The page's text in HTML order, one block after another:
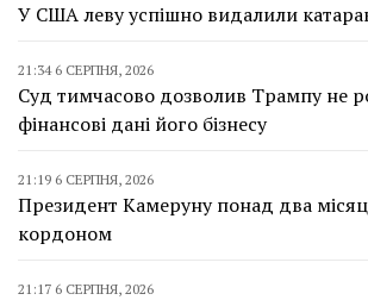
У США леву успішно видалили
21:34 6 СЕРПНЯ, 2026
Суд тимчасово дозволив Трампу не
фінансові дані його бізнесу
21:19 6 СЕРПНЯ, 2026
Президент Камеруну понад два
кордоном
21:17 6 СЕРПНЯ, 2026